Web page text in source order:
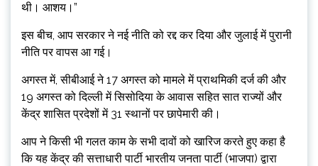
थी। आशय।”
इस बीच, आप सरकार ने नई नीति को रद्द कर दिया और जुलाई में पुरानी
नीति पर वापस आ गई।
अगस्त में, सीबीआई ने 17 अगस्त को मामले में प्राथमिकी दर्ज की और
19 अगस्त को दिल्ली में सिसोदिया के आवास सहित सात राज्यों और
केंद्र शासित प्रदेशों में 31 स्थानों पर छापेमारी की।
आप ने किसी भी गलत काम के सभी दावों को खारिज करते हुए कहा है
कि यह केंद्र की सत्ताधारी पार्टी भारतीय जनता पार्टी (भाजपा) द्वारा